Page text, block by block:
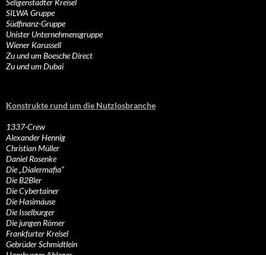
Seligenstädter Kreisel
SILWA Gruppe
Südfinanz-Gruppe
Unister Unternehmensgruppe
Wiener Karussell
Zu und um Boesche Direct
Zu und um Dubai
Konstrukte rund um die Nutzlosbranche
1337-Crew
Alexander Hennig
Christian Müller
Daniel Rosenke
Die „Dialermafia“
Die B2Bler
Die Cybertainer
Die Hasimäuse
Die Isselburger
Die jungen Römer
Frankfurter Kreisel
Gebrüder Schmidtlein